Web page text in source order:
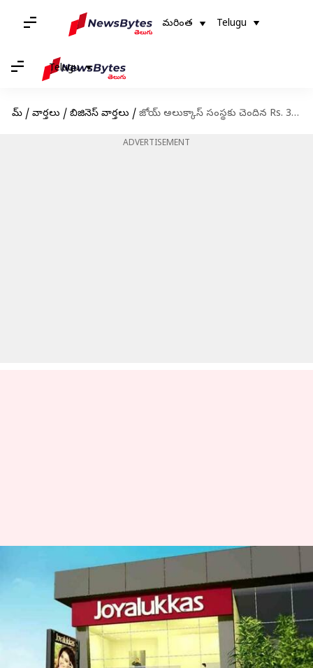
మరింత Telugu
Telugu
హోమ్ / వార్తలు / బిజినెస్ వార్తలు / జోయ్ అలుక్కాస్ సంస్థకు చెందిన Rs. 305 కోట్ల విలువైన ఆస్తులు స్వాధీనం
ADVERTISEMENT
జోయ్ అలుక్కాస్ సంస్థకు చెందిన Rs.
305 కోట్ల విలువైన ఆస్తులు స్వాధీనం
Nishkala Sathivada Feb 24, 2023 07:10 pm
ఈ వార్తాకథనం ఏంటి